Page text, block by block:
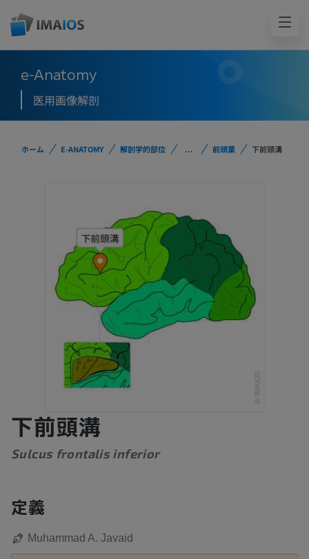
e-Anatomy
医用画像解剖
ホーム E-ANATOMY 解剖学的部位 ... 前頭葉 下前頭溝
下前頭溝
Sulcus frontalis inferior
定義
Muhammad A. Javaid